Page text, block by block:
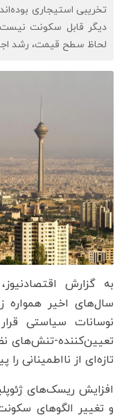
تخریبی استیجاری
دیگر قابل سکونت
لحاظ سطح قیمت، رشد
به گزارش
سال‌های اخیر
نوسانات سیاستی
تعیین‌کننده-تنش‌های
تازه‌ای از نااطمینانی
افزایش ریسک‌های
و تغییر الگوهای